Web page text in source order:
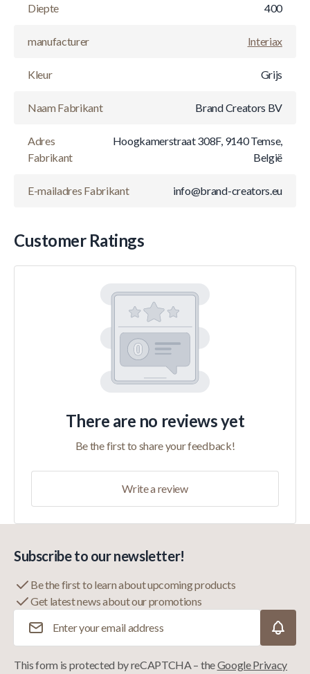
Diepte 400
manufacturer Interiax
Kleur Grijs
Naam Fabrikant Brand Creators BV
Adres
Fabrikant
Hoogkamerstraat 308F, 9140 Temse,
België
E-mailadres Fabrikant info@brand-creators.eu
Customer Ratings
There are no reviews yet
Be the first to share your feedback!
Write a review
Subscribe to our newsletter!
Be the first to learn about upcoming products
Get latest news about our promotions
This form is protected by reCAPTCHA – theGoogle Privacy